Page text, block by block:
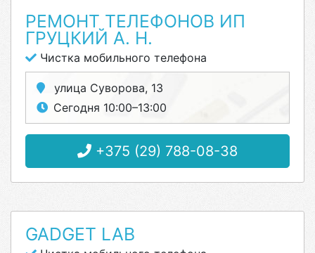
РЕМОНТ ТЕЛЕФОНОВ ИП
ГРУЦКИЙ А. Н.
Чистка мобильного телефона
улица Суворова, 13
Сегодня 10:00–13:00
+375 (29) 788-08-38
GADGET LAB